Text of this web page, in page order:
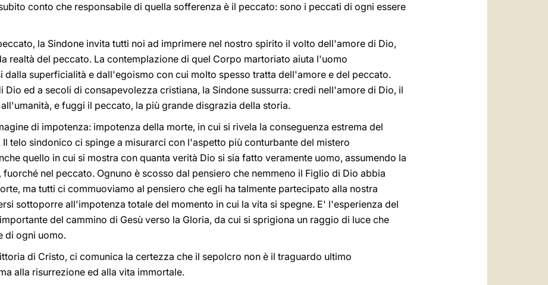
conto che responsabile di quella sofferenza è il peccato: sono i peccati di ogni essere
la Sindone invita tutti noi ad imprimere nel nostro spirito il volto dell'amore di Dio,
realtà del peccato. La contemplazione di quel Corpo martoriato aiuta l'uomo
dalla superficialità e dall'egoismo con cui molto spesso tratta dell'amore e del peccato.
Dio ed a secoli di consapevolezza cristiana, la Sindone sussurra: credi nell'amore di Dio, il
e fuggi il peccato, la più grande disgrazia della storia.
di impotenza: impotenza della morte, in cui si rivela la conseguenza estrema del
telo sindonico ci spinge a misurarci con l'aspetto più conturbante del mistero
quello in cui si mostra con quanta verità Dio si sia fatto veramente uomo, assumendo la
nel peccato. Ognuno è scosso dal pensiero che nemmeno il Figlio di Dio abbia
ma tutti ci commuoviamo al pensiero che egli ha talmente partecipato alla nostra
sottoporre all'impotenza totale del momento in cui la vita si spegne. E' l'esperienza del
del cammino di Gesù verso la Gloria, da cui si sprigiona un raggio di luce che
di ogni uomo.
di Cristo, ci comunica la certezza che il sepolcro non è il traguardo ultimo
alla risurrezione ed alla vita immortale.